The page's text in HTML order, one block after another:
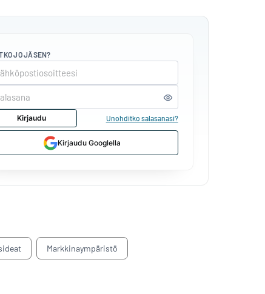
JO JÄSEN?
Kirjaudu Unohditko salasanasi?
Kirjaudu Googlella
Markkinaympäristö